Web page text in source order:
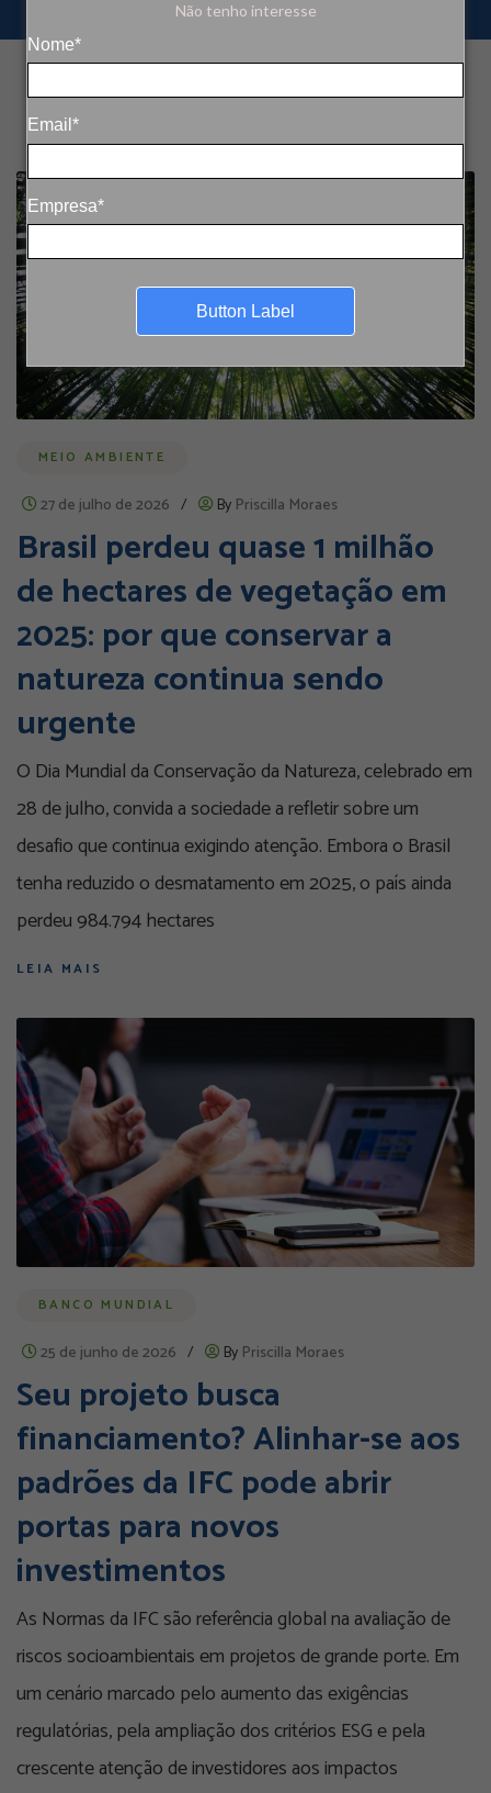
Não tenho interesse
Nome*
Email*
Empresa*
Button Label
MEIO AMBIENTE
27 de julho de 2026 / By Priscilla Moraes
Brasil perdeu quase 1 milhão
de hectares de vegetação em
2025: por que conservar a
natureza continua sendo
urgente
O Dia Mundial da Conservação da Natureza, celebrado em
28 de julho, convida a sociedade a refletir sobre um
desafio que continua exigindo atenção. Embora o Brasil
tenha reduzido o desmatamento em 2025, o país ainda
perdeu 984.794 hectares
LEIA MAIS
BANCO MUNDIAL
25 de junho de 2026 / By Priscilla Moraes
Seu projeto busca
financiamento? Alinhar-se aos
padrões da IFC pode abrir
portas para novos
investimentos
As Normas da IFC são referência global na avaliação de
riscos socioambientais em projetos de grande porte. Em
um cenário marcado pelo aumento das exigências
regulatórias, pela ampliação dos critérios ESG e pela
crescente atenção de investidores aos impactos